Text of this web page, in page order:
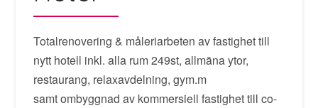
Totalrenovering & måleriarbeten av fastighet till
nytt hotell inkl. alla rum 249st, allmäna ytor,
restaurang, relaxavdelning, gym.m
samt ombyggnad av kommersiell fastighet till co-